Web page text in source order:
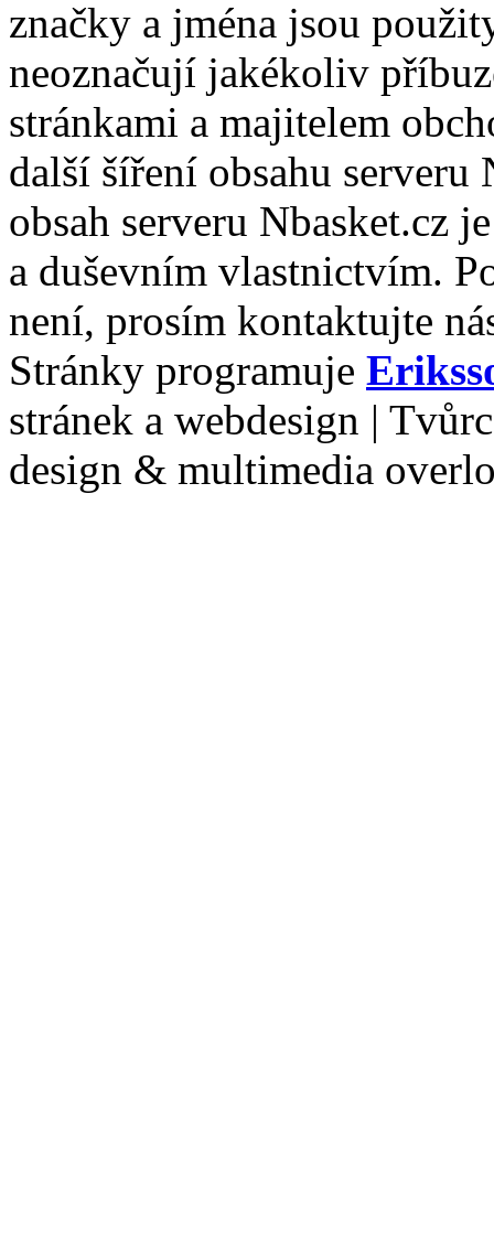
značky a jména jsou
neoznačují jakékoliv
stránkami a majitelem
další šíření obsahu serveru
obsah serveru Nbasket.cz
a duševním vlastnictvím.
není, prosím kontaktujte
Stránky programuje
stránek a webdesign |
design & multimedia